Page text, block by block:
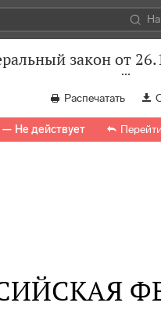
закон от
Распечатать
— Не действует